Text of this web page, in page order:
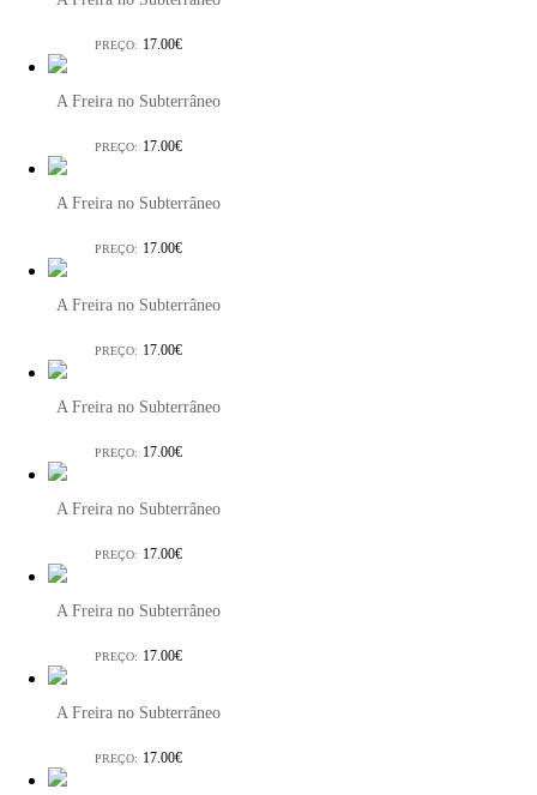
PREÇO: 17.00€
A Freira no Subterrâneo
PREÇO: 17.00€
A Freira no Subterrâneo
PREÇO: 17.00€
A Freira no Subterrâneo
PREÇO: 17.00€
A Freira no Subterrâneo
PREÇO: 17.00€
A Freira no Subterrâneo
PREÇO: 17.00€
A Freira no Subterrâneo
PREÇO: 17.00€
A Freira no Subterrâneo
PREÇO: 17.00€